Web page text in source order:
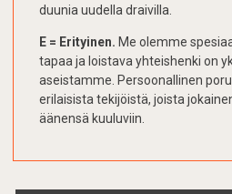
duunia uudella draivilla.
E = Erityinen. Me olemme
tapaa ja loistava yhteishenki on
aseistamme. Persoonallinen
erilaisista tekijöistä, joista
äänensä kuuluviin.